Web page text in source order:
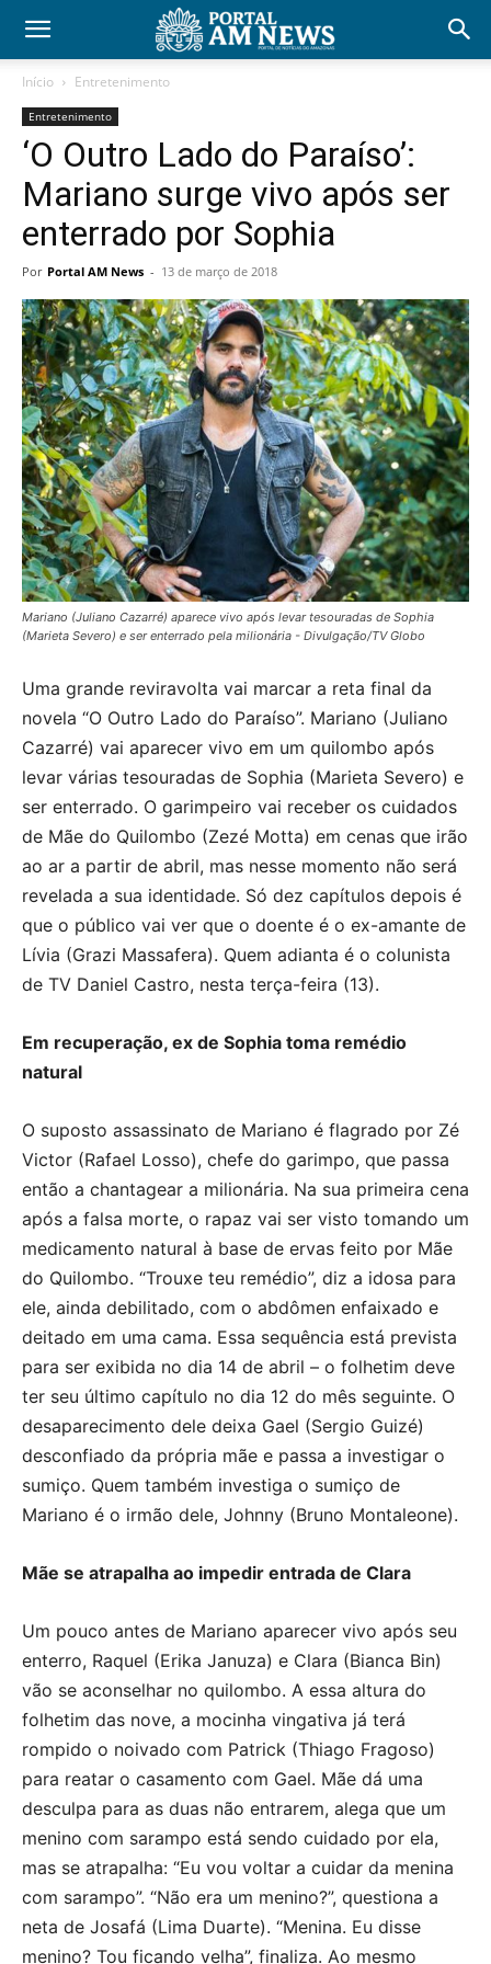
Início Entretenimento
Entretenimento
‘O Outro Lado do Paraíso’:
Mariano surge vivo após ser
enterrado por Sophia
Por Portal AM News - 13 de março de 2018
Mariano (Juliano Cazarré) aparece vivo após levar tesouradas de Sophia
(Marieta Severo) e ser enterrado pela milionária - Divulgação/TV Globo
Uma grande reviravolta vai marcar a reta final da
novela “O Outro Lado do Paraíso”. Mariano (Juliano
Cazarré) vai aparecer vivo em um quilombo após
levar várias tesouradas de Sophia (Marieta Severo) e
ser enterrado. O garimpeiro vai receber os cuidados
de Mãe do Quilombo (Zezé Motta) em cenas que irão
ao ar a partir de abril, mas nesse momento não será
revelada a sua identidade. Só dez capítulos depois é
que o público vai ver que o doente é o ex-amante de
Lívia (Grazi Massafera). Quem adianta é o colunista
de TV Daniel Castro, nesta terça-feira (13).
Em recuperação, ex de Sophia toma remédio
natural
O suposto assassinato de Mariano é flagrado por Zé
Victor (Rafael Losso), chefe do garimpo, que passa
então a chantagear a milionária. Na sua primeira cena
após a falsa morte, o rapaz vai ser visto tomando um
medicamento natural à base de ervas feito por Mãe
do Quilombo. “Trouxe teu remédio”, diz a idosa para
ele, ainda debilitado, com o abdômen enfaixado e
deitado em uma cama. Essa sequência está prevista
para ser exibida no dia 14 de abril – o folhetim deve
ter seu último capítulo no dia 12 do mês seguinte. O
desaparecimento dele deixa Gael (Sergio Guizé)
desconfiado da própria mãe e passa a investigar o
sumiço. Quem também investiga o sumiço de
Mariano é o irmão dele, Johnny (Bruno Montaleone).
Mãe se atrapalha ao impedir entrada de Clara
Um pouco antes de Mariano aparecer vivo após seu
enterro, Raquel (Erika Januza) e Clara (Bianca Bin)
vão se aconselhar no quilombo. A essa altura do
folhetim das nove, a mocinha vingativa já terá
rompido o noivado com Patrick (Thiago Fragoso)
para reatar o casamento com Gael. Mãe dá uma
desculpa para as duas não entrarem, alega que um
menino com sarampo está sendo cuidado por ela,
mas se atrapalha: “Eu vou voltar a cuidar da menina
com sarampo”. “Não era um menino?”, questiona a
neta de Josafá (Lima Duarte). “Menina. Eu disse
menino? Tou ficando velha”, finaliza. Ao mesmo